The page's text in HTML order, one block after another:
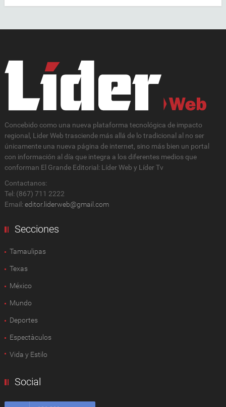
Concebido como una nueva plataforma tecnológica de impacto
regional, Lider Web trasciende más allá de lo tradicional al no ser
únicamente una nueva página de internet, sino más bien un portal
con información al día que integra a los diferentes medios que
conforman El Grande Editorial: Líder Web y Líder Tv
Contactanos:
Tel: (867) 711 2222
Email: editor.liderweb@gmail.com
Secciones
Tamaulipas
Texas
México
Mundo
Deportes
Espectàculos
Vida y Estilo
Social